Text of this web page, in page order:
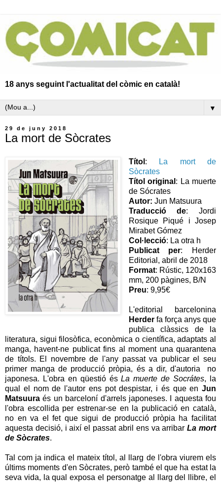
18 anys seguint l'actualitat del còmic en català!
▼
29 de juny 2018
La mort de Sòcrates
Títol :
La mort de
Sòcrates
Títol original : La muerte
de Sócrates
Autor: Jun Matsuura
Traducció de: Jordi
Rosique Piqué i Josep
Mirabet Gómez
Col·lecció: La otra h
Publicat per: Herder
Editorial, abril de 2018
Format: Rústic, 120x163
mm, 200 pàgines, B/N
Preu: 9,95€
L'editorial barcelonina
Herderfa força anys que
publica clàssics de la
literatura, sigui filosòfica, econòmica o científica, adaptats al
manga, havent-ne publicat fins al moment una quarantena
de títols. El novembre de l'any passat va publicar el seu
primer manga de producció pròpia, és a dir, d'autoria no
japonesa. L'obra en qüestió ésLa muerte de Socrátes, la
qual el nom de l'autor ens pot despistar, i és que en Jun
Matsuura és un barceloní d'arrels japoneses. I aquesta fou
l'obra escollida per estrenar-se en la publicació en català,
no en va el fet que sigui de producció pròpia ha facilitat
aquesta decisió, i així el passat abril ens va arribarLa mort
de Sòcrates.
Tal com ja indica el mateix títol, al llarg de l'obra viurem els
últims moments d'en Sòcrates, però també el que ha estat la
seva vida, la qual exposa el personatge al llarg del llibre, el